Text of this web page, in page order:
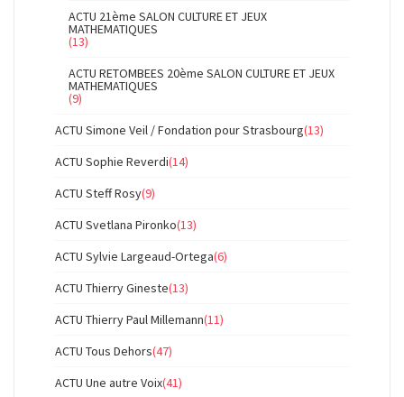
ACTU 21ème SALON CULTURE ET JEUX
MATHEMATIQUES
(13)
ACTU RETOMBEES 20ème SALON CULTURE ET JEUX
MATHEMATIQUES
(9)
ACTU Simone Veil / Fondation pour Strasbourg(13)
ACTU Sophie Reverdi(14)
ACTU Steff Rosy(9)
ACTU Svetlana Pironko(13)
ACTU Sylvie Largeaud-Ortega(6)
ACTU Thierry Gineste(13)
ACTU Thierry Paul Millemann(11)
ACTU Tous Dehors(47)
ACTU Une autre Voix(41)